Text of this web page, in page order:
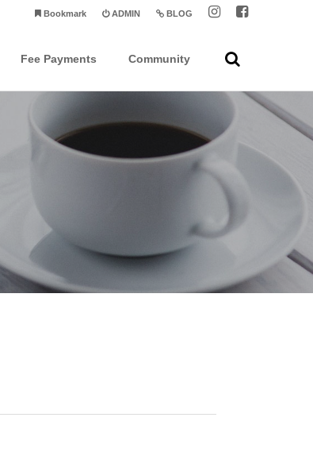
BLOG
ADMIN
Bookmark
Fee Payments Community